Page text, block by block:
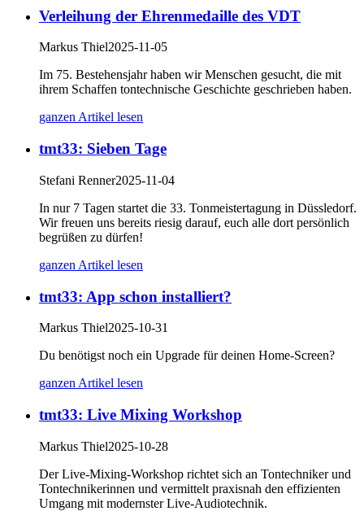
Verleihung der Ehrenmedaille des VDT
Markus Thiel2025-11-05
Im 75. Bestehensjahr haben wir Menschen gesucht, die mit
ihrem Schaffen tontechnische Geschichte geschrieben haben.
ganzen Artikel lesen
tmt33: Sieben Tage
Stefani Renner2025-11-04
In nur 7 Tagen startet die 33. Tonmeistertagung in Düssledorf.
Wir freuen uns bereits riesig darauf, euch alle dort persönlich
begrüßen zu dürfen!
ganzen Artikel lesen
tmt33: App schon installiert?
Markus Thiel2025-10-31
Du benötigst noch ein Upgrade für deinen Home-Screen?
ganzen Artikel lesen
tmt33: Live Mixing Workshop
Markus Thiel2025-10-28
Der Live-Mixing-Workshop richtet sich an Tontechniker und
Tontechnikerinnen und vermittelt praxisnah den effizienten
Umgang mit modernster Live-Audiotechnik.